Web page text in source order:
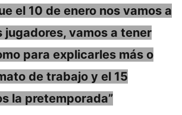
el 10 de enero nos vamos a
jugadores, vamos a tener
para explicarles más o
de trabajo y el 15
la pretemporada”